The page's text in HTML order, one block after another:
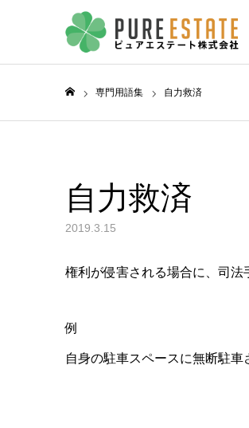
専門用語集 自力救済
自力救済
2019.3.15
権利が侵害される場合に、司法
例
自身の駐車スペースに無断駐